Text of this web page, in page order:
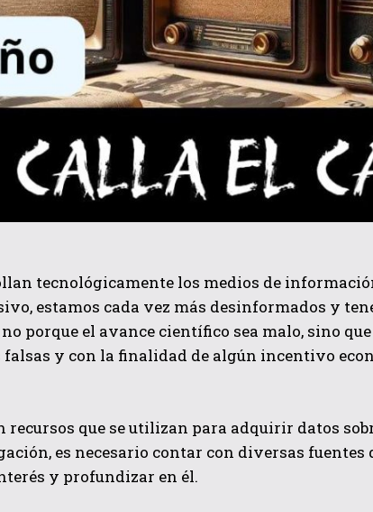
tecnológicamente los medios de
estamos cada vez más desinformados y
porque el avance científico sea malo, sino
y con la finalidad de algún incentivo
que se utilizan para adquirir datos
es necesario contar con diversas fuentes
y profundizar en él.